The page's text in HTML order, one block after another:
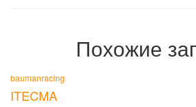
Похожие
baumanracing
ITECMA